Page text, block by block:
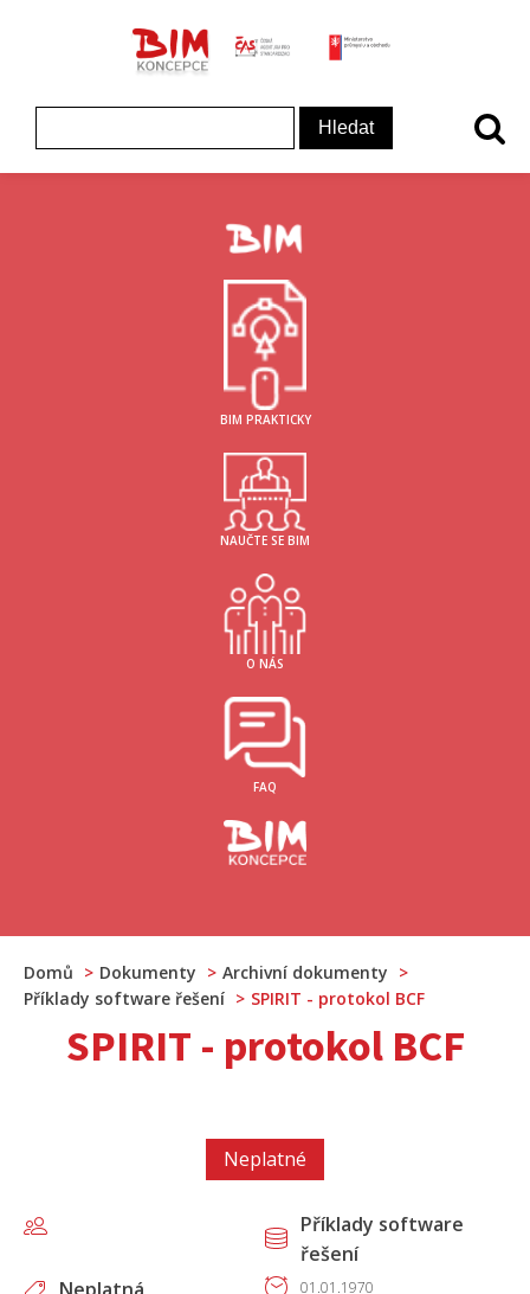
Koncepce BIM - logo
ČAS - logo
BIM PRAKTICKY
NAUČTE SE BIM
O NÁS
FAQ
Domů Dokumenty
Archivní dokumenty
Příklady software řešení
SPIRIT - protokol BCF
SPIRIT - protokol BCF
Neplatné
Příklady software
řešení
01.01.1970